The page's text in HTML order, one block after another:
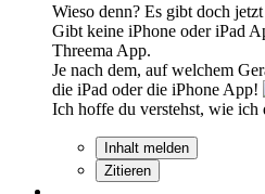
Wieso denn? Es gibt doch
Gibt keine iPhone oder iPad
Threema App.
Je nach dem, auf welchem
die iPad oder die iPhone App!
Ich hoffe du verstehst, wie ich
Inhalt melden
Zitieren